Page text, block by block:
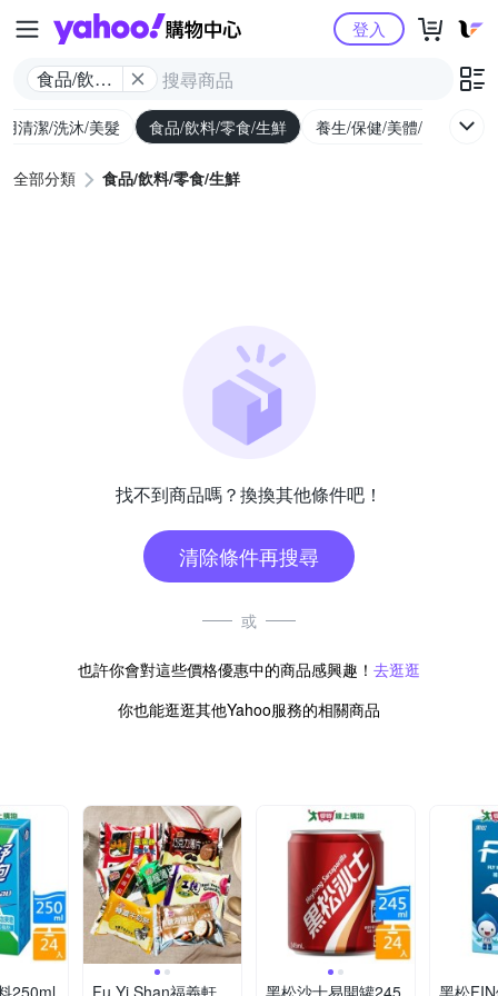
Yahoo購物中心
食品/飲料/
登入
清潔/洗沐/美髮 食品/飲料/零食/生鮮 養生/保健/美體/醫療
全部分類 食品/飲料/零食/生鮮
找不到商品嗎？換換其他條件吧！
清除條件再搜尋
或
也許你會對這些價格優惠中的商品感興趣！ 去逛逛
你也能逛逛其他Yahoo服務的相關商品